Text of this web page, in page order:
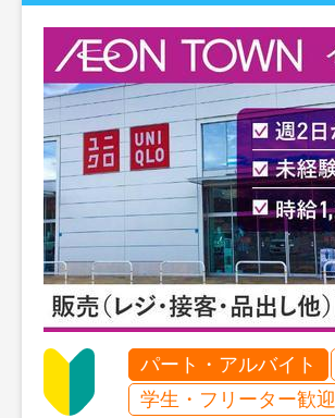
パート・アルバイト
学生・フリーター歓迎